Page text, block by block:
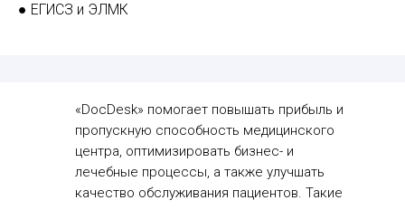
● ЕГИСЗ и ЭЛМК
«DocDesk» помогает повышать прибыль и
пропускную способность медицинского
центра, оптимизировать бизнес- и
лечебные процессы, а также улучшать
качество обслуживания пациентов. Такие